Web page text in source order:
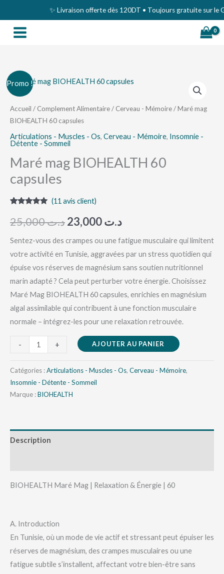
au
contenu
✨ Livraison offerte dès 120DT • Toujours gratuite sur le
Promo !
Accueil / Complement Alimentaire/ Cerveau - Mémoire/ Maré mag
BIOHEALTH 60 capsules
Articulations - Muscles - Os, Cerveau - Mémoire, Insomnie -
Détente - Sommeil
Maré mag BIOHEALTH 60
capsules
sur 5
basé sur
client
(11 avis client)
د.ت25,000
Le
prix
initial
était :
د.ت 25,000.
د.ت
Le
est :
Sentez-vous des crampes ou une fatigue musculaire qui limitent
votre activité en Tunisie, aggravées par un stress quotidien qui
épuise vos réserves de magnésium sans soutien nutritionnel
marin adapté ? Cela peut perturber votre énergie. Choisissez
Maré Mag BIOHEALTH 60 capsules, enrichies en magnésium
algal assimilable qui contribuent à une fonction musculaire
normale – intégrez-les pour une relaxation retrouvée.
-
quantité
de
Maré
mag
BIOHEALTH
60
capsules
+ AJOUTER AU PANIER
Catégories :Articulations - Muscles - Os, Cerveau - Mémoire,
Insomnie - Détente - Sommeil
Marque :BIOHEALTH
Description
BIOHEALTH Maré Mag | Relaxation & Énergie | 60
A. Introduction
En Tunisie, où un mode de vie actif et stressant peut épuiser les
réserves de magnésium, des crampes musculaires ou une
fatigue subtile s’installent, affectant votre bien-être sans